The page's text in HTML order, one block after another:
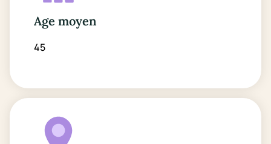
Age moyen
45